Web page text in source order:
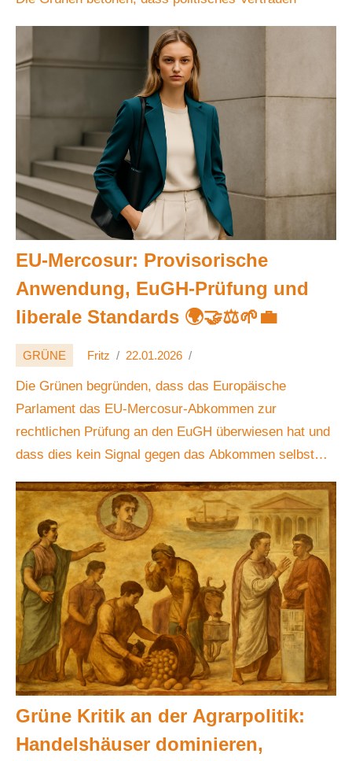
EU‑Mercosur: Provisorische
Anwendung, EuGH‑Prüfung und
liberale Standards 🌍🤝⚖️🌱💼
GRÜNE Fritz 22.01.2026
Die Grünen begründen, dass das Europäische
Parlament das EU-Mercosur-Abkommen zur
rechtlichen Prüfung an den EuGH überwiesen hat und
dass dies kein Signal gegen das Abkommen selbst
Grüne Kritik an der Agrarpolitik:
Handelshäuser dominieren,